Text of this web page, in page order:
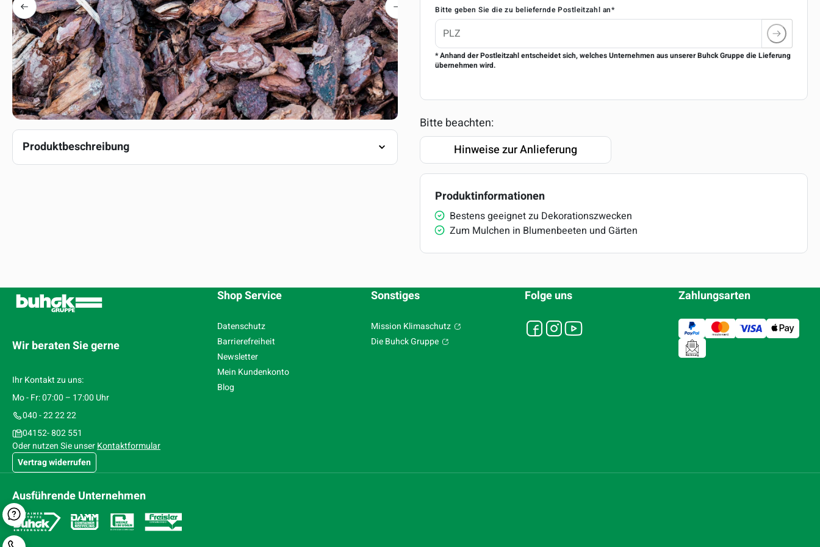
Kontaktformular
Produktbeschreibung
Bitte geben Sie die zu beliefernde Postleitzahl an*
* Anhand der Postleitzahl entscheidet sich, welches Unternehmen aus unserer Buhck Gruppe die Lieferung
übernehmen wird.
Bitte beachten:
Hinweise zur Anlieferung
Produktinformationen
Bestens geeignet zu Dekorationszwecken
Zum Mulchen in Blumenbeeten und Gärten
Wir beraten Sie gerne
Ihr Kontakt zu uns:
Mo - Fr: 07:00 – 17:00 Uhr
040 - 22 22 22
04152- 802 551
Oder nutzen Sie unserKontaktformular
Vertrag widerrufen
Shop Service
Datenschutz
Barrierefreiheit
Newsletter
Mein Kundenkonto
Blog
Sonstiges
Mission Klimaschutz
Die Buhck Gruppe
Folge uns Zahlungsarten
Ausführende Unternehmen